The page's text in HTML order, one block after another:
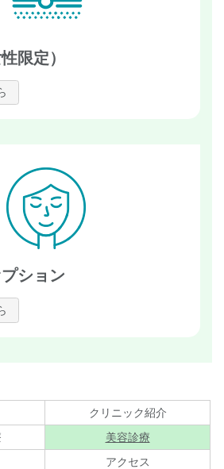
限定）
ション
クリニック紹介
美容診療現在のページ
アクセス